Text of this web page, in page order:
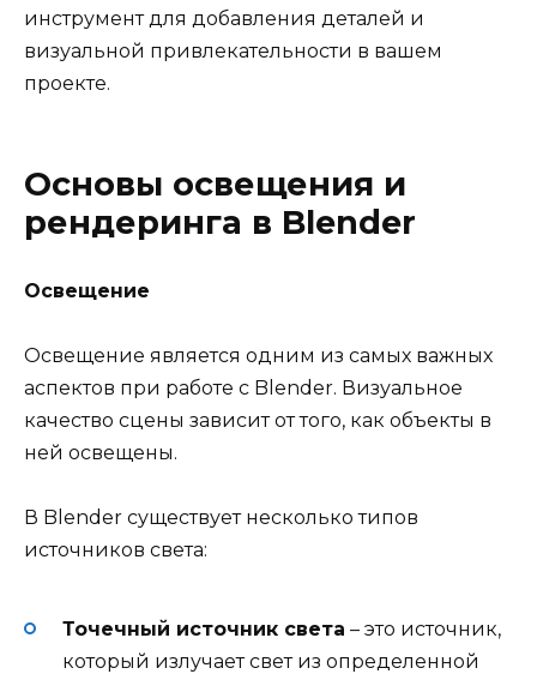
инструмент для добавления деталей и
визуальной привлекательности в вашем
проекте.
Основы освещения и
рендеринга в Blender
Освещение
Освещение является одним из самых важных
аспектов при работе с Blender. Визуальное
качество сцены зависит от того, как объекты в
ней освещены.
В Blender существует несколько типов
источников света:
Точечный источник света – это источник,
который излучает свет из определенной